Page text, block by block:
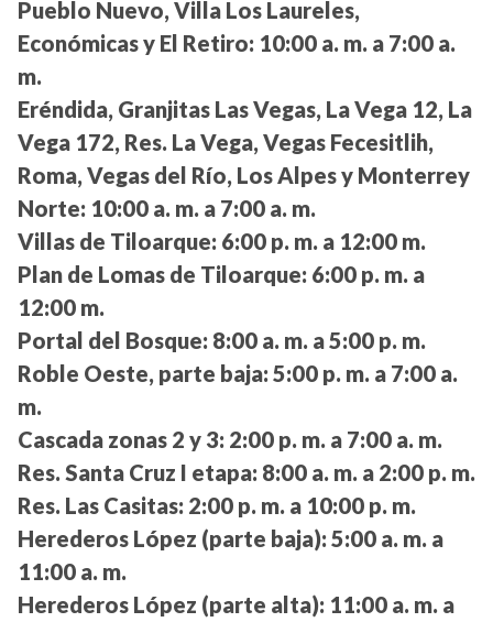
Pueblo Nuevo, Villa Los Laureles,
Económicas y El Retiro: 10:00 a. m. a 7:00 a.
m.
Eréndida, Granjitas Las Vegas, La Vega 12, La
Vega 172, Res. La Vega, Vegas Fecesitlih,
Roma, Vegas del Río, Los Alpes y Monterrey
Norte: 10:00 a. m. a 7:00 a. m.
Villas de Tiloarque: 6:00 p. m. a 12:00 m.
Plan de Lomas de Tiloarque: 6:00 p. m. a
12:00 m.
Portal del Bosque: 8:00 a. m. a 5:00 p. m.
Roble Oeste, parte baja: 5:00 p. m. a 7:00 a.
m.
Cascada zonas 2 y 3: 2:00 p. m. a 7:00 a. m.
Res. Santa Cruz I etapa: 8:00 a. m. a 2:00 p. m.
Res. Las Casitas: 2:00 p. m. a 10:00 p. m.
Herederos López (parte baja): 5:00 a. m. a
11:00 a. m.
Herederos López (parte alta): 11:00 a. m. a